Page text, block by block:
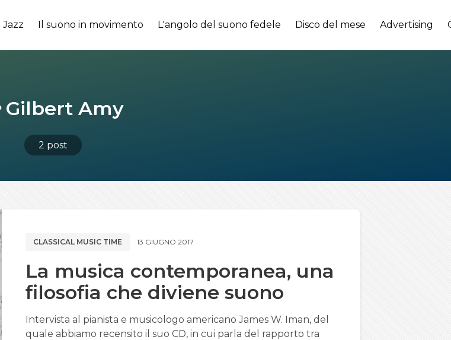
Jazz Il suono in movimento L'angolo del suono fedele Disco del mese Advertising
Gilbert Amy
2 post
CLASSICAL MUSIC TIME 13 GIUGNO 2017
La musica contemporanea, una
filosofia che diviene suono
Intervista al pianista e musicologo americano James W. Iman, del
quale abbiamo recensito il suo CD, in cui parla del rapporto tra